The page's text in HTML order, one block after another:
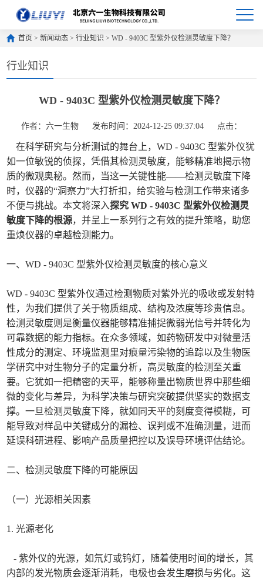
首页 >新闻动态 >行业知识 > WD - 9403C 型紫外仪检测灵敏度下降？
行业知识
WD - 9403C 型紫外仪检测灵敏度下降？
作者：六一生物 发布时间：2024-12-25 09:37:04 点击：
在科学研究与分析测试的舞台上，WD - 9403C 型紫外仪犹
如一位敏锐的侦探，凭借其检测灵敏度，能够精准地揭示物
质的微观奥秘。然而，当这一关键性能——检测灵敏度下降
时，仪器的“洞察力”大打折扣，给实验与检测工作带来诸多
不便与挑战。本文将深入探究 WD - 9403C 型紫外仪检测灵
敏度下降的根源，并呈上一系列行之有效的提升策略，助您
重焕仪器的卓越检测能力。
一、WD - 9403C 型紫外仪检测灵敏度的核心意义
WD - 9403C 型紫外仪通过检测物质对紫外光的吸收或发射特
性，为我们提供了关于物质组成、结构及浓度等珍贵信息。
检测灵敏度则是衡量仪器能够精准捕捉微弱光信号并转化为
可靠数据的能力指标。在众多领域，如药物研发中对微量活
性成分的测定、环境监测里对痕量污染物的追踪以及生物医
学研究中对生物分子的定量分析，高灵敏度的检测至关重
要。它犹如一把精密的天平，能够称量出物质世界中那些细
微的变化与差异，为科学决策与研究突破提供坚实的数据支
撑。一旦检测灵敏度下降，就如同天平的刻度变得模糊，可
能导致对样品中关键成分的漏检、误判或不准确测量，进而
延误科研进程、影响产品质量把控以及误导环境评估结论。
二、检测灵敏度下降的可能原因
（一）光源相关因素
1. 光源老化
- 紫外仪的光源，如氘灯或钨灯，随着使用时间的增长，其
内部的发光物质会逐渐消耗，电极也会发生磨损与劣化。这